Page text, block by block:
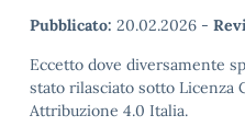
Pubblicato: 20.02.2026 -
Eccetto dove diversamente
stato rilasciato sotto Licenza
Attribuzione 4.0 Italia.